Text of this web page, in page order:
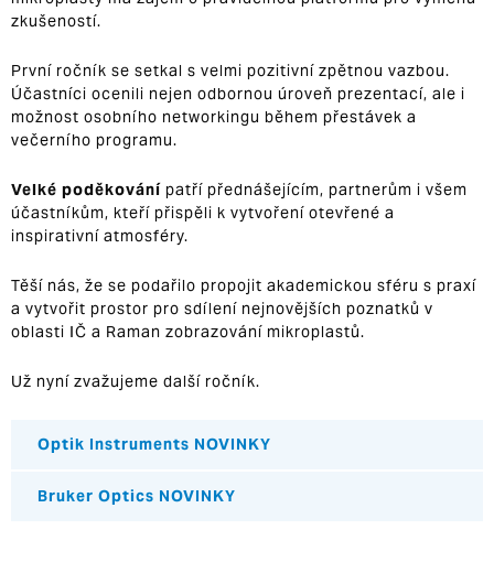
zkušeností.
První ročník se setkal s velmi pozitivní zpětnou vazbou.
Účastníci ocenili nejen odbornou úroveň prezentací, ale i
možnost osobního networkingu během přestávek a
večerního programu.
Velké poděkování patří přednášejícím, partnerům i všem
účastníkům, kteří přispěli k vytvoření otevřené a
inspirativní atmosféry.
Těší nás, že se podařilo propojit akademickou sféru s praxí
a vytvořit prostor pro sdílení nejnovějších poznatků v
oblasti IČ a Raman zobrazování mikroplastů.
Už nyní zvažujeme další ročník.
Optik Instruments NOVINKY
Bruker Optics NOVINKY